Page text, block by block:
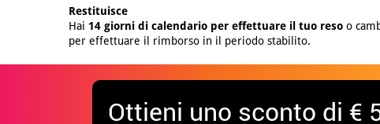
Restituisce
Hai 14 giorni di calendario per effettuare il tuo reso o
per effettuare il rimborso in il periodo stabilito.
Ottieni uno sconto di €